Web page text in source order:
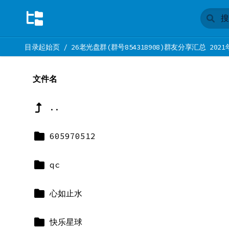
目录起始页/ 26老光盘群(群号854318908)群友分享汇总 2021
文件名
..
605970512
qc
心如止水
快乐星球